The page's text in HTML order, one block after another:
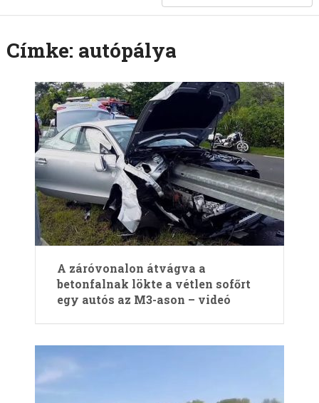
Címke: autópálya
A záróvonalon átvágva a
betonfalnak lökte a vétlen sofőrt
egy autós az M3-ason – videó